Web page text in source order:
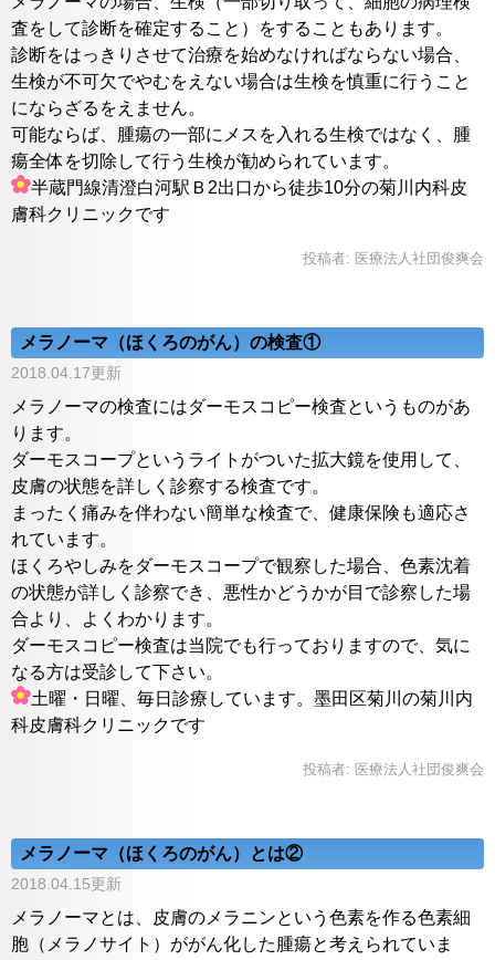
査をして診断を確定すること）をすることもあります。
診断をはっきりさせて治療を始めなければならない場合、
生検が不可欠でやむをえない場合は生検を慎重に行うこと
にならざるをえません。
可能ならば、腫瘍の一部にメスを入れる生検ではなく、腫
瘍全体を切除して行う生検が勧められています。
半蔵門線清澄白河駅Ｂ2出口から徒歩10分の菊川内科皮
膚科クリニックです
投稿者: 医療法人社団俊爽会
メラノーマ（ほくろのがん）の検査①
2018.04.17更新
メラノーマの検査にはダーモスコピー検査というものがあ
ります。
ダーモスコープというライトがついた拡大鏡を使用して、
皮膚の状態を詳しく診察する検査です。
まったく痛みを伴わない簡単な検査で、健康保険も適応さ
れています。
ほくろやしみをダーモスコープで観察した場合、色素沈着
の状態が詳しく診察でき、悪性かどうかが目で診察した場
合より、よくわかります。
ダーモスコピー検査は当院でも行っておりますので、気に
なる方は受診して下さい。
土曜・日曜、毎日診療しています。墨田区菊川の菊川内
科皮膚科クリニックです
投稿者: 医療法人社団俊爽会
メラノーマ（ほくろのがん）とは②
2018.04.15更新
メラノーマとは、皮膚のメラニンという色素を作る色素細
胞（メラノサイト）ががん化した腫瘍と考えられていま